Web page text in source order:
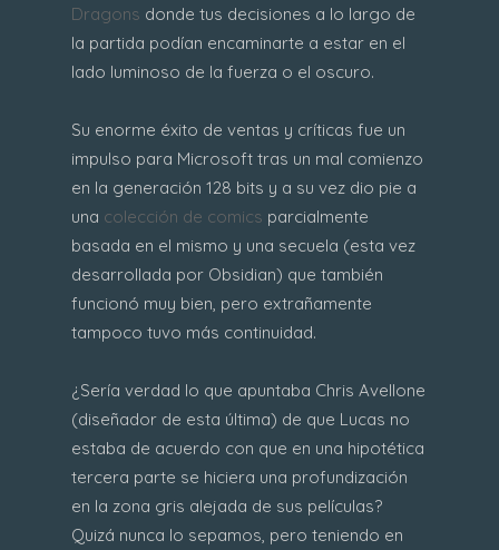
Dragons donde tus decisiones a lo largo de
la partida podían encaminarte a estar en el
lado luminoso de la fuerza o el oscuro.
Su enorme éxito de ventas y críticas fue un
impulso para Microsoft tras un mal comienzo
en la generación 128 bits y a su vez dio pie a
una colección de comics parcialmente
basada en el mismo y una secuela (esta vez
desarrollada por Obsidian) que también
funcionó muy bien, pero extrañamente
tampoco tuvo más continuidad.
¿Sería verdad lo que apuntaba Chris Avellone
(diseñador de esta última) de que Lucas no
estaba de acuerdo con que en una hipotética
tercera parte se hiciera una profundización
en la zona gris alejada de sus películas?
Quizá nunca lo sepamos, pero teniendo en